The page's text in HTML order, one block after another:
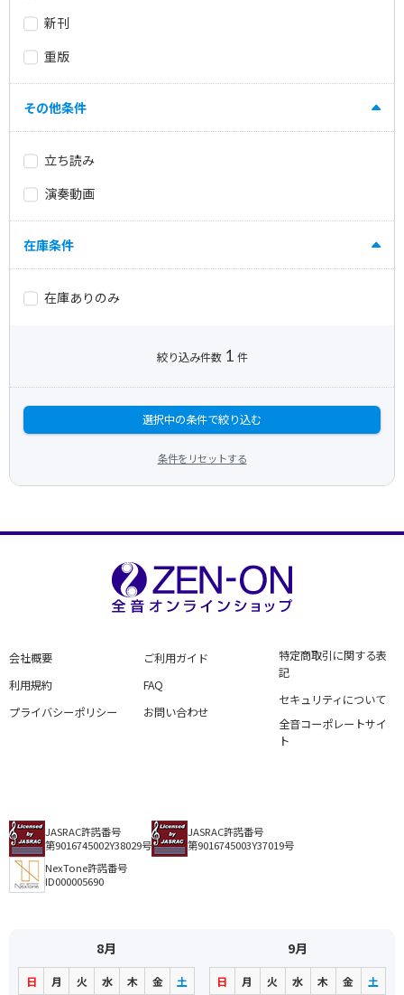
新刊
重版
その他条件
立ち読み
演奏動画
在庫条件
在庫ありのみ
絞り込み件数 1 件
選択中の条件で絞り込む
条件をリセットする
会社概要
利用規約
プライバシーポリシー
ご利用ガイド
FAQ
お問い合わせ
特定商取引に関する表
記
セキュリティについて
全音コーポレートサイ
ト
JASRAC許諾番号
第9016745002Y38029号
JASRAC許諾番号
第9016745003Y37019号
NexTone許諾番号
ID000005690
8月
日 月 火 水 木 金 土
9月
日 月 火 水 木 金 土